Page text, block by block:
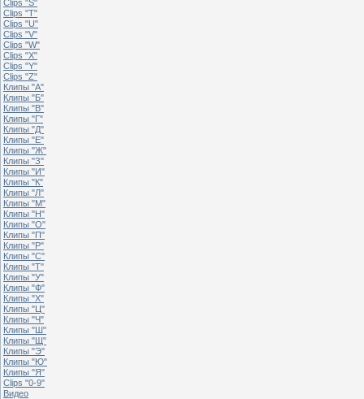
Clips "S"
Clips "T"
Clips "U"
Clips "V"
Clips "W"
Clips "X"
Clips "Y"
Clips "Z"
Клипы "А"
Клипы "Б"
Клипы "В"
Клипы "Г"
Клипы "Д"
Клипы "Е"
Клипы "Ж"
Клипы "З"
Клипы "И"
Клипы "К"
Клипы "Л"
Клипы "М"
Клипы "Н"
Клипы "О"
Клипы "П"
Клипы "Р"
Клипы "С"
Клипы "Т"
Клипы "У"
Клипы "Ф"
Клипы "Х"
Клипы "Ц"
Клипы "Ч"
Клипы "Ш"
Клипы "Щ"
Клипы "Э"
Клипы "Ю"
Клипы "Я"
Clips "0-9"
Видео